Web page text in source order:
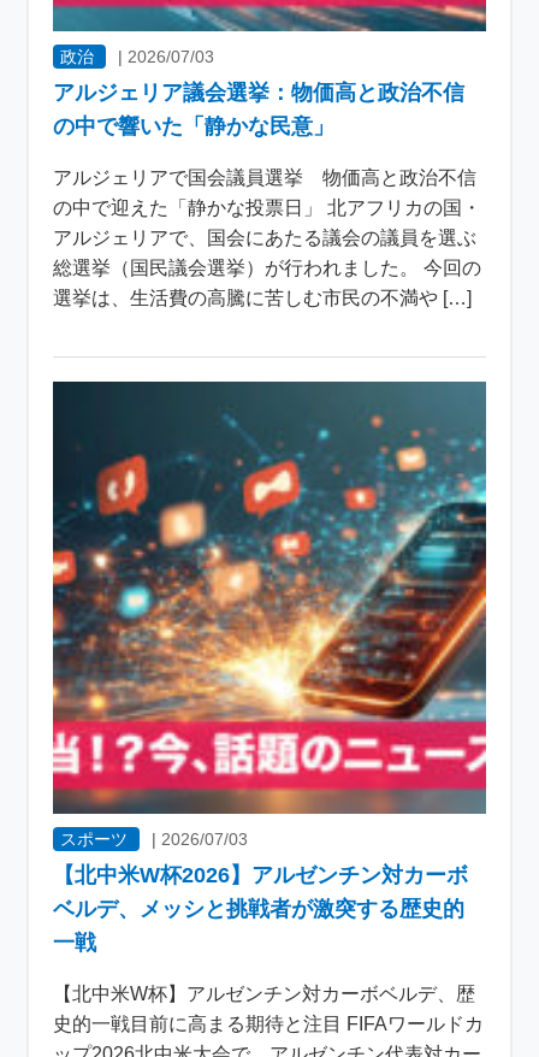
政治 | 2026/07/03
アルジェリア議会選挙：物価高と政治不信
の中で響いた「静かな民意」
アルジェリアで国会議員選挙 物価高と政治不信
の中で迎えた「静かな投票日」 北アフリカの国・
アルジェリアで、国会にあたる議会の議員を選ぶ
総選挙（国民議会選挙）が行われました。 今回の
選挙は、生活費の高騰に苦しむ市民の不満や […]
スポーツ |2026/07/03
【北中米W杯2026】アルゼンチン対カーボ
ベルデ、メッシと挑戦者が激突する歴史的
一戦
【北中米W杯】アルゼンチン対カーボベルデ、歴
史的一戦目前に高まる期待と注目 FIFAワールドカ